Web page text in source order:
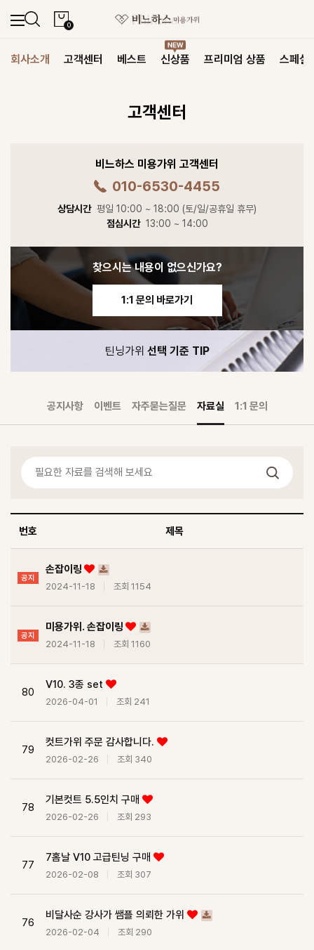
0
회사소개 고객센터 베스트 신상품 프리미엄 상품 스페셜
고객센터
비느하스 미용가위 고객센터
010-6530-4455
상담시간 평일 10:00 ~ 18:00 (토/일/공휴일 휴무)
점심시간 13:00 ~ 14:00
찾으시는 내용이 없으신가요?
1:1 문의 바로가기
틴닝가위 선택 기준 TIP
공지사항 이벤트 자주묻는질문 자료실 1:1 문의
번호 제목
공지
손잡이링
2024-11-18 조회 1154
공지
미용가위. 손잡이링
2024-11-18 조회 1160
80
V10. 3종 set
2026-04-01 조회 241
79
컷트가위 주문 감사합니다.
2026-02-26 조회 340
78
기본컷트 5.5인치 구매
2026-02-26 조회 293
77
7홈날 V10 고급틴닝 구매
2026-02-08 조회 307
76
비달사순 강사가 쌤플 의뢰한 가위
2026-02-04 조회 290